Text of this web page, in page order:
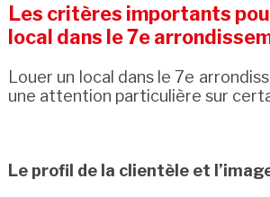
Les critères importants
local dans le 7e
Louer un local dans le 7e
une attention particulière sur
Le profil de la clientèle et